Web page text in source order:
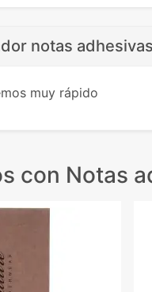
notas
muy rápido
con Notas